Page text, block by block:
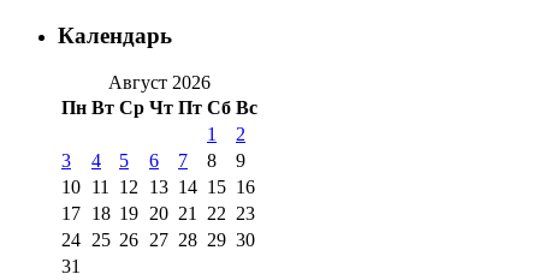
Календарь
Август 2026
Пн Вт Ср Чт Пт Сб Вс
1
2
3
4 5 6 7 8
9
10 11 12 13 14 15 16
17 18 19 20 21 22 23
24 25 26 27 28 29 30
31